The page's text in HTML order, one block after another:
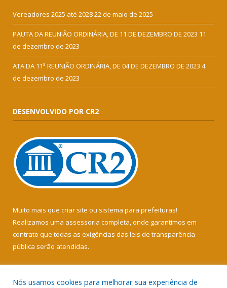
Vereadores 2025 até 202822 de maio de 2025
PAUTA DA REUNIÃO ORDINÁRIA, DE 11 DE DEZEMBRO DE 2023 11
de dezembro de 2023
ATA DA 11ª REUNIÃO ORDINÁRIA, DE 04 DE DEZEMBRO DE 2023 4
de dezembro de 2023
DESENVOLVIDO POR CR2
Muito mais que criar site ou sistema para prefeituras!
Realizamos uma assessoria completa, onde garantimos em
contrato que todas as exigências das leis de transparência
pública serão atendidas.
Nós usamos cookies para melhorar sua experiência de